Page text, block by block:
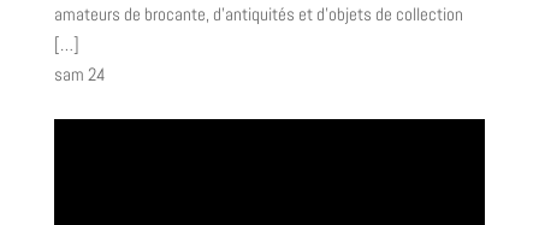
amateurs de brocante, d'antiquités et d'objets de collection
[…]
sam 24